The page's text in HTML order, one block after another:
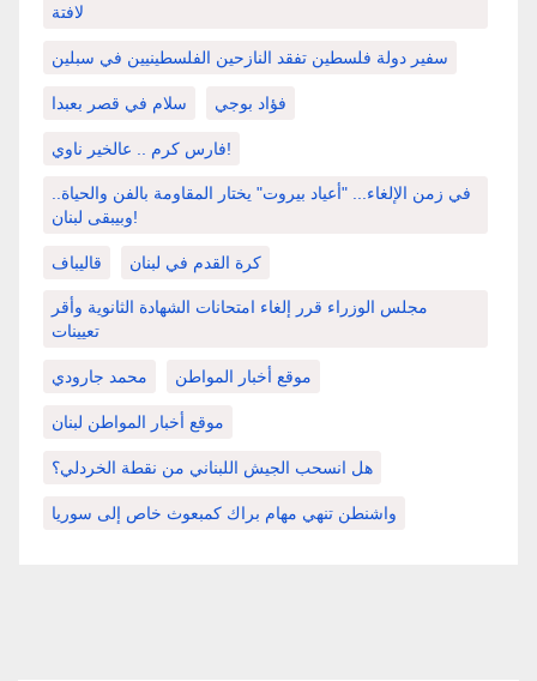
لافتة
سفير دولة فلسطين تفقد النازحين الفلسطينيين في سبلين
سلام في قصر بعبدا فؤاد بوجي
فارس كرم .. عالخير ناوي!
في زمن الإلغاء... "أعياد بيروت" يختار المقاومة بالفن والحياة..
وبيبقى لبنان!
قاليباف كرة القدم في لبنان
مجلس الوزراء قرر إلغاء امتحانات الشهادة الثانوية وأقر
تعيينات
محمد جارودي موقع أخبار المواطن
موقع أخبار المواطن لبنان
هل انسحب الجيش اللبناني من نقطة الخردلي؟
واشنطن تنهي مهام براك كمبعوث خاص إلى سوريا